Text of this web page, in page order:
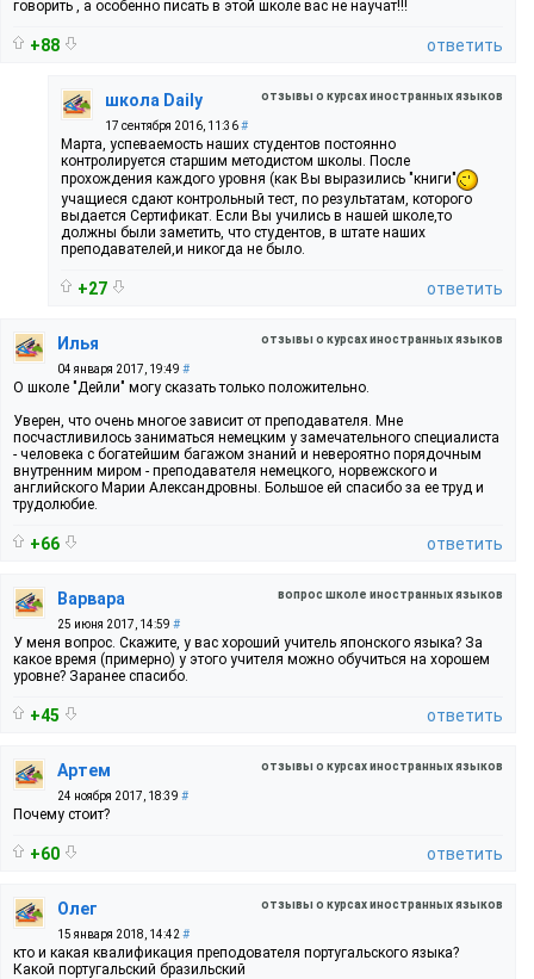
говорить , а особенно писать в этой школе вас не научат!!!
+88 ответить
отзывы о курсах иностранных языков
школа Daily
17 сентября 2016, 11:36#
Марта, успеваемость наших студентов постоянно
контролируется старшим методистом школы. После
прохождения каждого уровня (как Вы выразились "книги"
учащиеся сдают контрольный тест, по результатам, которого
выдается Сертификат. Если Вы учились в нашей школе,то
должны были заметить, что студентов, в штате наших
преподавателей,и никогда не было.
+27 ответить
отзывы о курсах иностранных языков
Илья
04 января 2017, 19:49 #
О школе "Дейли" могу сказать только положительно.
Уверен, что очень многое зависит от преподавателя. Мне
посчастливилось заниматься немецким у замечательного специалиста
- человека с богатейшим багажом знаний и невероятно порядочным
внутренним миром - преподавателя немецкого, норвежского и
английского Марии Александровны. Большое ей спасибо за ее труд и
трудолюбие.
+66 ответить
вопрос школе иностранных языков
Варвара
25 июня 2017, 14:59 #
У меня вопрос. Скажите, у вас хороший учитель японского языка? За
какое время (примерно) у этого учителя можно обучиться на хорошем
уровне? Заранее спасибо.
+45 ответить
отзывы о курсах иностранных языков
Артем
24 ноября 2017, 18:39 #
Почему стоит?
+60 ответить
отзывы о курсах иностранных языков
Олег
15 января 2018, 14:42 #
кто и какая квалификация преподователя португальского языка?
Какой португальский бразильский